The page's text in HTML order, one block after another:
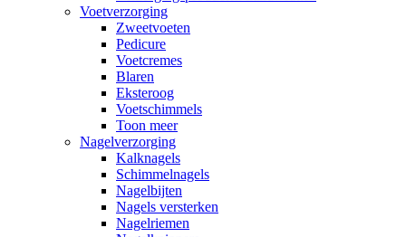
Voetverzorging
Zweetvoeten
Pedicure
Voetcremes
Blaren
Eksteroog
Voetschimmels
Toon meer
Nagelverzorging
Kalknagels
Schimmelnagels
Nagelbijten
Nagels versterken
Nagelriemen